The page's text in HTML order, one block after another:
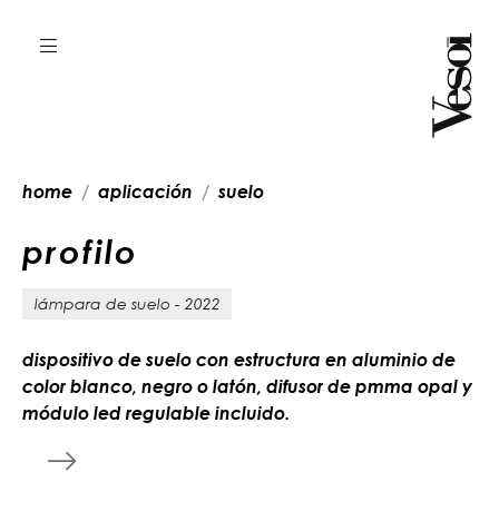
home aplicación suelo
profilo
lámpara de suelo - 2022
dispositivo de suelo con estructura en aluminio de
color blanco, negro o latón, difusor de pmma opal y
módulo led regulable incluido.